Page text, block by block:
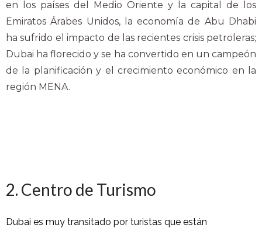
en los países del Medio Oriente y la capital de los
Emiratos Árabes Unidos, la economía de Abu Dhabi
ha sufrido el impacto de las recientes crisis petroleras;
Dubai ha florecido y se ha convertido en un campeón
de la planificación y el crecimiento económico en la
región MENA.
2. Centro de Turismo
Dubai es muy transitado por turistas que están